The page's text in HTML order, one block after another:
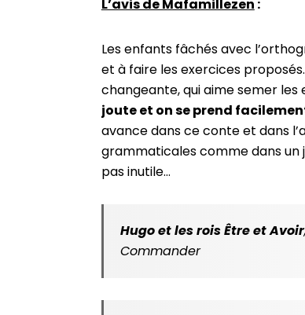
L’avis de Mafamillezen :
Les enfants fâchés avec
et à faire les exercices
changeante, qui aime semer les
joute et on se prend
avance dans ce conte et dans
grammaticales comme dans un
pas inutile…
Hugo et les rois Être et Avoir
Commander